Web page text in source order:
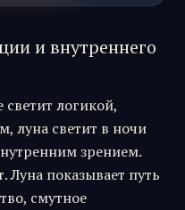
и внутреннего
светит логикой,
луна светит в ночи
зрением.
Луна показывает путь
смутное